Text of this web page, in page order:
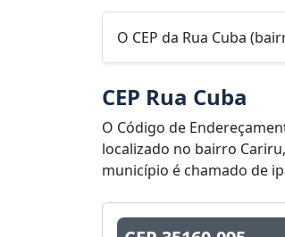
O CEP da Rua Cuba
CEP Rua Cuba
O Código de
localizado no bairro
município é chamado de